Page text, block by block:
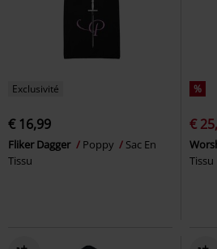
Exclusivité
€ 16,99
Fliker Dagger Poppy
Sac En
Tissu
%
€
Tissu